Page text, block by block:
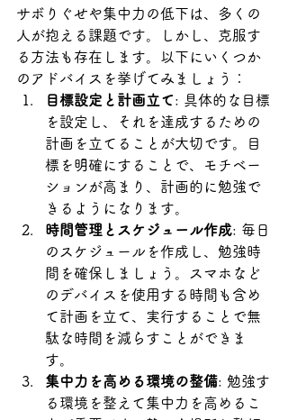
サボりぐせや集中力の低下は、多くの
人が抱える課題です。しかし、克服す
る方法も存在します。以下にいくつか
のアドバイスを挙げてみましょう：
目標設定と計画立て: 具体的な目標
を設定し、それを達成するための
計画を立てることが大切です。目
標を明確にすることで、モチベー
ションが高まり、計画的に勉強で
きるようになります。
時間管理とスケジュール作成: 毎日
のスケジュールを作成し、勉強時
間を確保しましょう。スマホなど
のデバイスを使用する時間も含め
て計画を立て、実行することで無
駄な時間を減らすことができま
す。
集中力を高める環境の整備: 勉強す
る環境を整えて集中力を高めるこ